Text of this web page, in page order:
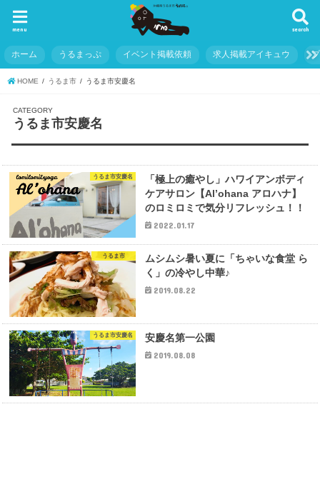
search
menu
ホーム うるまっぷ イベント掲載依頼 求人掲載アイキュウ
HOME うるま市 うるま市安慶名
うるま市安慶名
うるま市安慶名
「極上の癒やし」ハワイアンボディ
ケアサロン【Al’ohana アロハナ】
のロミロミで気分リフレッシュ！！
2022.01.17
うるま市
ムシムシ暑い夏に「ちゃいな食堂 ら
く」の冷やし中華♪
2019.08.22
うるま市安慶名 安慶名第一公園
2019.08.08